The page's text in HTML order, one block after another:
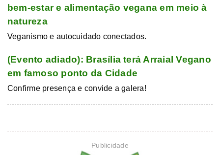
bem-estar e alimentação vegana em meio à
natureza
Veganismo e autocuidado conectados.
(Evento adiado): Brasília terá Arraial Vegano
em famoso ponto da Cidade
Confirme presença e convide a galera!
Publicidade